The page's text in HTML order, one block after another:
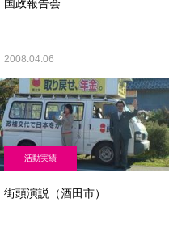
国政報告会
2008.04.06
活動実績
街頭演説（酒田市）